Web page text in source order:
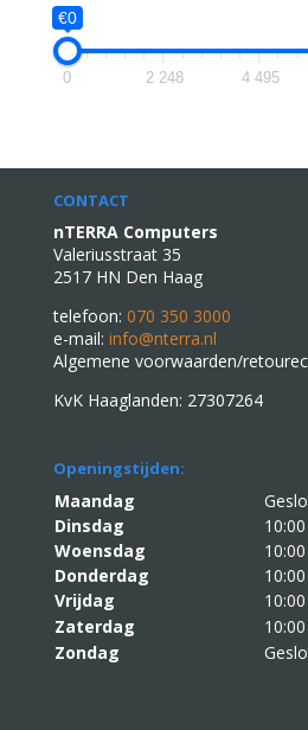
€0
0 2 248 4 495
CONTACT
nTERRA Computers
Valeriusstraat 35
2517 HN Den Haag
telefoon: 070 350 3000
e-mail: info@nterra.nl
Algemene voorwaarden/
KvK Haaglanden: 27307264
Openingstijden:
Maandag
Dinsdag
Woensdag
Donderdag
Vrijdag
Zaterdag
Zondag